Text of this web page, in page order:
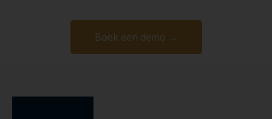
Boek een demo →